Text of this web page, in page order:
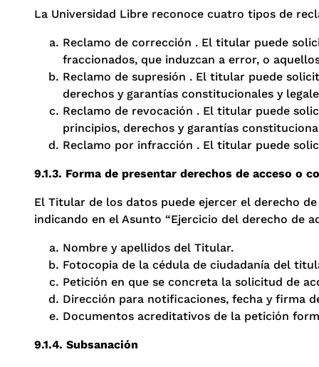
La Universidad Libre reconoce cuatro tipos de
Reclamo de corrección . El titular puede
fraccionados, que induzcan a error, o
Reclamo de supresión . El titular puede
derechos y garantías constitucionales y
Reclamo de revocación . El titular puede
principios, derechos y garantías
Reclamo por infracción . El titular puede
9.1.3. Forma de presentar derechos de acceso o
El Titular de los datos puede ejercer el derecho
indicando en el Asunto “Ejercicio del derecho de
Nombre y apellidos del Titular.
Fotocopia de la cédula de ciudadanía del
Petición en que se concreta la solicitud de
Dirección para notificaciones, fecha y firma
Documentos acreditativos de la petición
9.1.4. Subsanación